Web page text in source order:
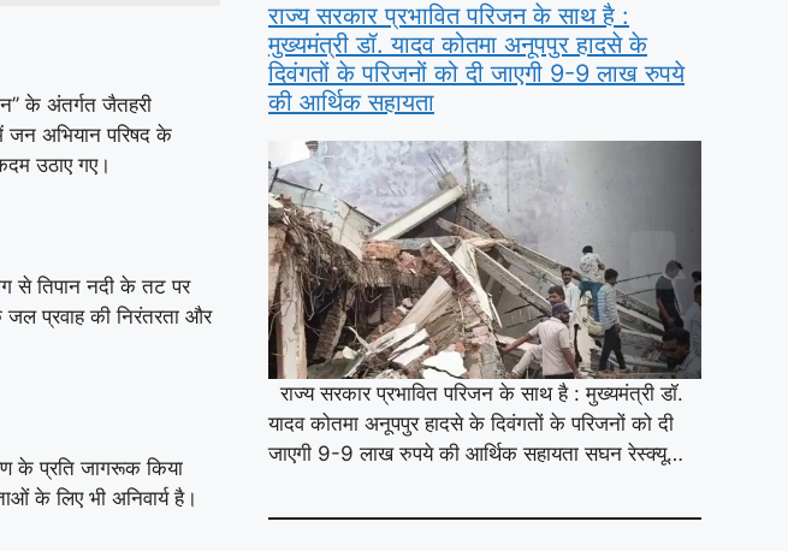
के अंतर्गत जैतहरी
जन अभियान परिषद के
उठाए गए।
से तिपान नदी के तट पर
जल प्रवाह की निरंतरता और
के प्रति जागरूक किया
के लिए भी अनिवार्य है।
राज्य सरकार प्रभावित परिजन के साथ है :
मुख्यमंत्री डॉ. यादव कोतमा अनूपपुर हादसे के
दिवंगतों के परिजनों को दी जाएगी 9-9 लाख रुपये
की आर्थिक सहायता
राज्य सरकार प्रभावित परिजन के साथ है : मुख्यमंत्री डॉ.
यादव कोतमा अनूपपुर हादसे के दिवंगतों के परिजनों को दी
जाएगी 9-9 लाख रुपये की आर्थिक सहायता सघन रेस्क्यू…